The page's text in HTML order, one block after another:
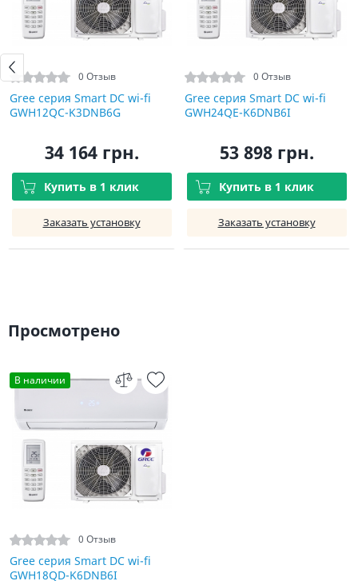
0 Отзыв
Gree серия Smart DC wi-fi
GWH12QC-K3DNB6G
34 164 грн.
Купить в 1 клик
Заказать установку
0 Отзыв
Gree серия Smart DC wi-fi
GWH24QE-K6DNB6I
53 898 грн.
Купить в 1 клик
Заказать установку
Просмотрено
В наличии
0 Отзыв
Gree серия Smart DC wi-fi
GWH18QD-K6DNB6I